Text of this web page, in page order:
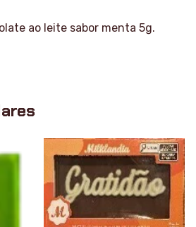
ao leite sabor menta 5g.